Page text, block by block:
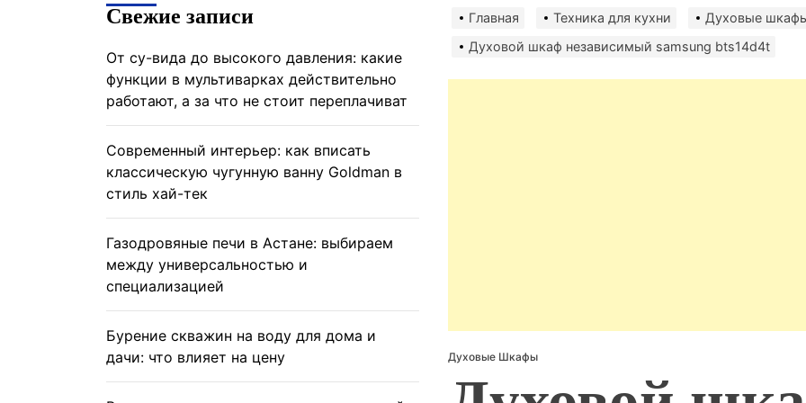
Главная Техника для кухни
Духовые
Духовой шкаф независимый samsung bts14d4t
Духовые Шкафы
Свежие записи
От су-вида до высокого давления: какие
функции в мультиварках действительно
работают, а за что не стоит переплачиват
Современный интерьер: как вписать
классическую чугунную ванну Goldman в
стиль хай-тек
Газодровяные печи в Астане: выбираем
между универсальностью и
специализацией
Бурение скважин на воду для дома и
дачи: что влияет на цену